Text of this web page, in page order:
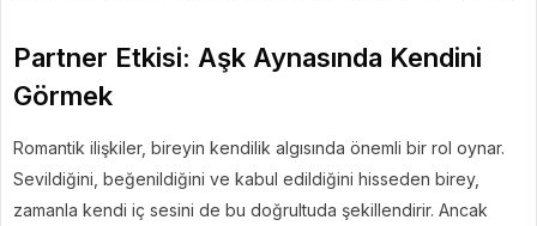
Partner Etkisi: Aşk Aynasında Kendini
Görmek
Romantik ilişkiler, bireyin kendilik algısında önemli bir rol oynar.
Sevildiğini, beğenildiğini ve kabul edildiğini hisseden birey,
zamanla kendi iç sesini de bu doğrultuda şekillendirir. Ancak